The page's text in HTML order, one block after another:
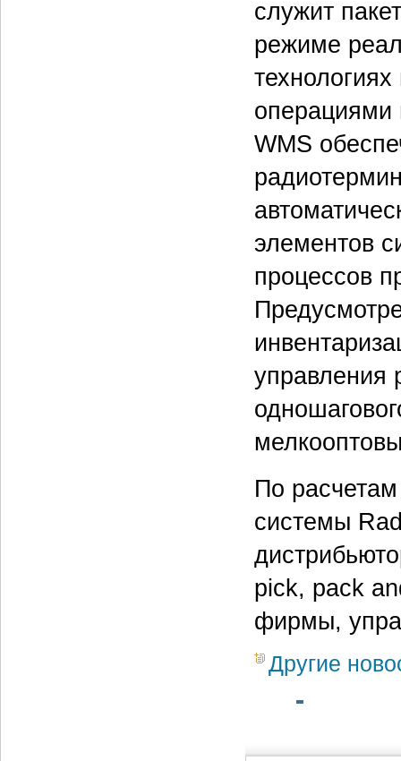
служит
режиме
операциями
WMS
элементов
процессов
управления
По
системы
pick, pack
фирмы,
Другие